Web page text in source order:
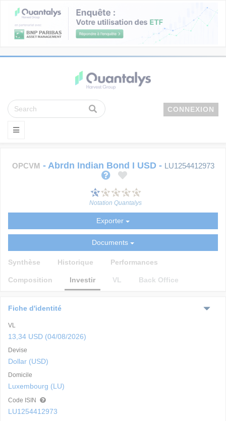
CONNEXION
OPCVM - Abrdn Indian Bond I USD- LU1254412973
Notation Quantalys
Exporter
Documents
Synthèse Historique Performances
Composition Investir VL Back Office
Fiche d'identité
VL
13,34 USD (04/08/2026)
Devise
Dollar (USD)
Domicile
Luxembourg (LU)
Code ISIN
LU1254412973